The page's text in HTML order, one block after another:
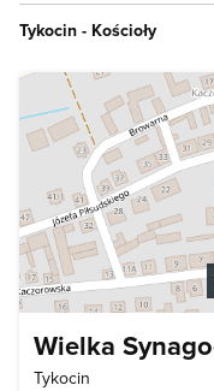
Tykocin - Kościoły
Wielka
Tykocin